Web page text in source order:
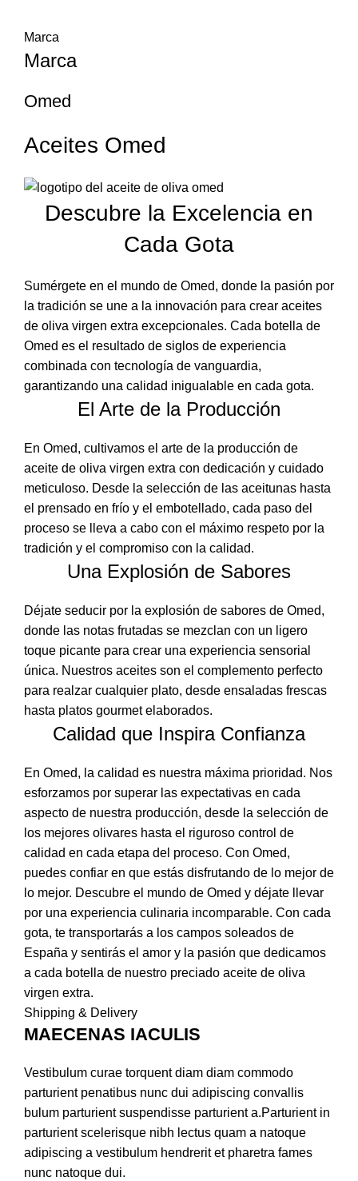
Marca
Marca
Omed
Aceites Omed
Descubre la Excelencia en
Cada Gota
Sumérgete en el mundo de Omed, donde la pasión por
la tradición se une a la innovación para crear aceites
de oliva virgen extra excepcionales. Cada botella de
Omed es el resultado de siglos de experiencia
combinada con tecnología de vanguardia,
garantizando una calidad inigualable en cada gota.
El Arte de la Producción
En Omed, cultivamos el arte de la producción de
aceite de oliva virgen extra con dedicación y cuidado
meticuloso. Desde la selección de las aceitunas hasta
el prensado en frío y el embotellado, cada paso del
proceso se lleva a cabo con el máximo respeto por la
tradición y el compromiso con la calidad.
Una Explosión de Sabores
Déjate seducir por la explosión de sabores de Omed,
donde las notas frutadas se mezclan con un ligero
toque picante para crear una experiencia sensorial
única. Nuestros aceites son el complemento perfecto
para realzar cualquier plato, desde ensaladas frescas
hasta platos gourmet elaborados.
Calidad que Inspira Confianza
En Omed, la calidad es nuestra máxima prioridad. Nos
esforzamos por superar las expectativas en cada
aspecto de nuestra producción, desde la selección de
los mejores olivares hasta el riguroso control de
calidad en cada etapa del proceso. Con Omed,
puedes confiar en que estás disfrutando de lo mejor de
lo mejor. Descubre el mundo de Omed y déjate llevar
por una experiencia culinaria incomparable. Con cada
gota, te transportarás a los campos soleados de
España y sentirás el amor y la pasión que dedicamos
a cada botella de nuestro preciado aceite de oliva
virgen extra.
Shipping & Delivery
MAECENAS IACULIS
Vestibulum curae torquent diam diam commodo
parturient penatibus nunc dui adipiscing convallis
bulum parturient suspendisse parturient a.Parturient in
parturient scelerisque nibh lectus quam a natoque
adipiscing a vestibulum hendrerit et pharetra fames
nunc natoque dui.